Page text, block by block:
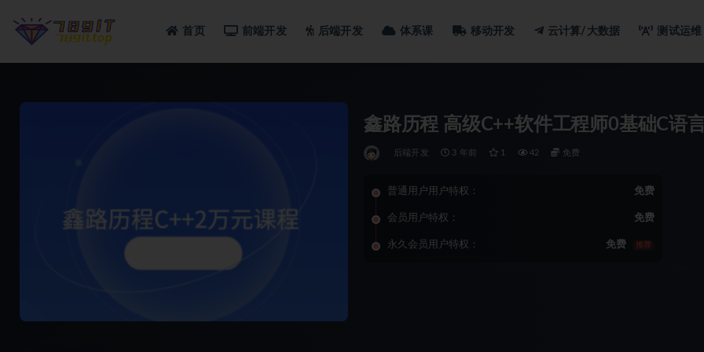
首页 前端开发 后端开发 体系课 移动开发 云计算/大数据 测试运维
鑫路历程 高级C++软件工程师0基础C语
后端开发 3 年前 1 42 免费
普通用户用户特权： 免费
会员用户特权： 免费
永久会员用户特权： 免费 推荐